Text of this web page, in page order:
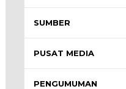
SUMBER
PUSAT MEDIA
PENGUMUMAN